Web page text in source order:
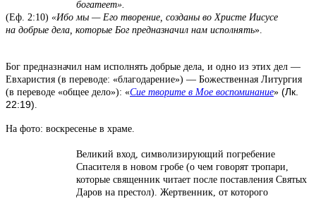
богатеет».
(Еф. 2:10) «Ибо мы — Его творение, созданы во Христе Иисусе
на добрые дела, которые Бог предназначил нам исполнять».
Бог предназначил нам исполнять добрые дела, и одно из этих дел —
Евхаристия (в переводе: «благодарение») — Божественная Литургия
(в переводе «общее дело»): «Сие творите в Мое воспоминание» (Лк.
22:19).
На фото: воскресенье в храме.
Великий вход, символизирующий погребение
Спасителя в новом гробе (о чем говорят тропари,
которые священник читает после поставления Святых
Даров на престол). Жертвенник, от которого